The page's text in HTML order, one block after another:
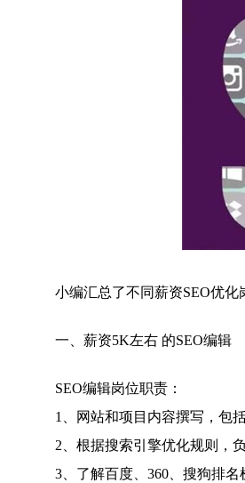
小编汇总了不同薪资SEO优化
一、薪资5K左右 的SEO编辑
SEO编辑岗位职责：
1、网站和项目内容撰写，包括
2、根据搜索引擎优化规则，负
3、了解百度、360、搜狗排名